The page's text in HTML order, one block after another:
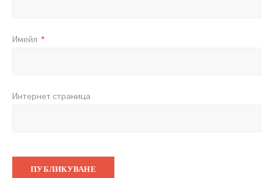
Имейл *
Интернет страница